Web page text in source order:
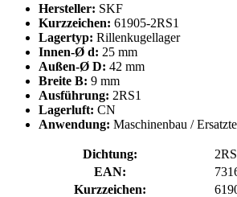
Hersteller: SKF
Kurzzeichen: 61905-2RS1
Lagertyp: Rillenkugellager
Innen-Ø d: 25 mm
Außen-Ø D: 42 mm
Breite B: 9 mm
Ausführung: 2RS1
Lagerluft: CN
Anwendung: Maschinenbau /
Dichtung:
2RS
EAN:
Kurzzeichen: